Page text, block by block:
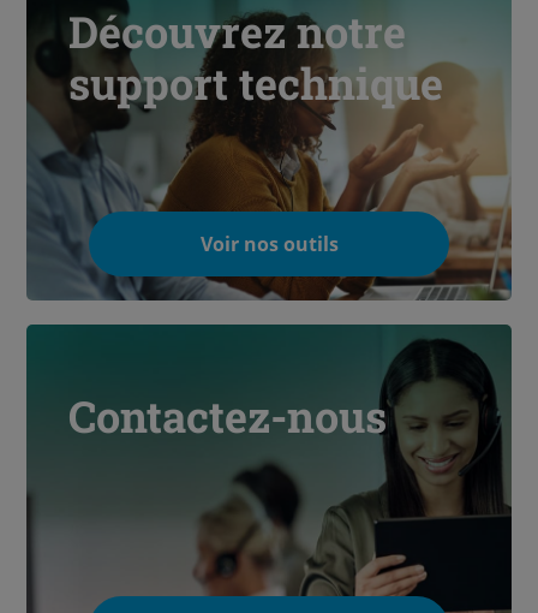
Découvrez notre
support technique
Voir nos outils
Contactez-nous